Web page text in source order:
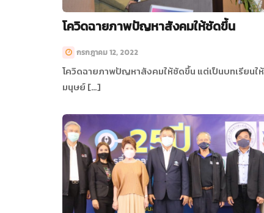
โควิดฉายภาพปัญหาสังคมให้ชัดขึ้น
กรกฎาคม 12, 2022
โควิดฉายภาพปัญหาสังคมให้ชัดขึ้น แต่เป็นบทเรียนให้
มนุษย์ […]